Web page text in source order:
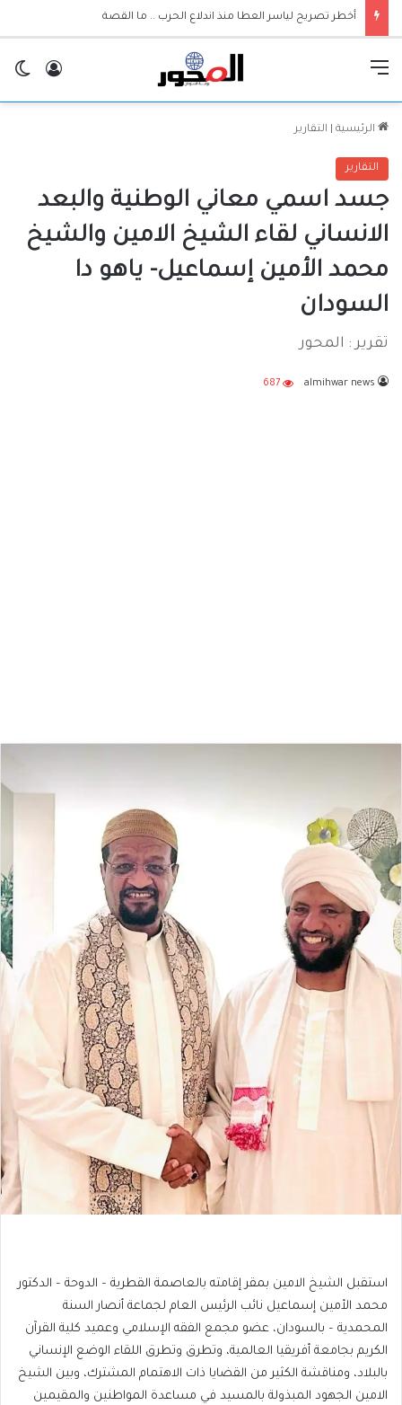
أخطر تصريح لياسر العطا منذ اندلاع الحرب .. ما القصة
الرئيسية التقارير
التقارير
جسد اسمي معاني الوطنية والبعد
الانساني لقاء الشيخ الامين والشيخ
محمد الأمين إسماعيل- ياهو دا
السودان
تقرير : المحور
almihwar news
687
استقبل الشيخ الامين بمقر إقامته بالعاصمة القطرية – الدوحة – الدكتور
محمد الأمين إسماعيل نائب الرئيس العام لجماعة أنصار السنة
المحمدية – بالسودان، عضو مجمع الفقه الإسلامي وعميد كلية القرآن
الكريم بجامعة أفريقيا العالمية، وتطرق وتطرق اللقاء الوضع الإنساني
بالبلاد، ومناقشة الكثير من القضايا ذات الاهتمام المشترك، وبين الشيخ
الامين الجهود المبذولة بالمسيد في مساعدة المواطنين والمقيمين